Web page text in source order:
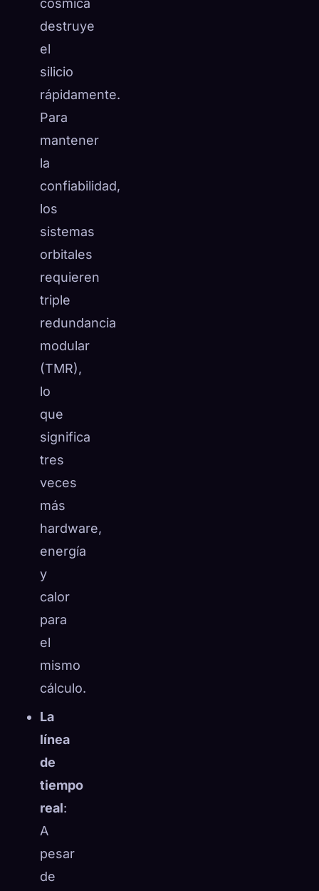
cósmica
destruye
el
silicio
rápidamente.
Para
mantener
la
confiabilidad,
los
sistemas
orbitales
requieren
triple
redundancia
modular
(TMR),
lo
que
significa
tres
veces
más
hardware,
energía
y
calor
para
el
mismo
cálculo.
La
línea
de
tiempo
real:
A
pesar
de